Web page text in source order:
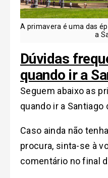
A primavera é uma das
a
Dúvidas
quando ir a
Seguem abaixo as
quando ir a Santiago
Caso ainda não
procura, sinta-se à
comentário no final